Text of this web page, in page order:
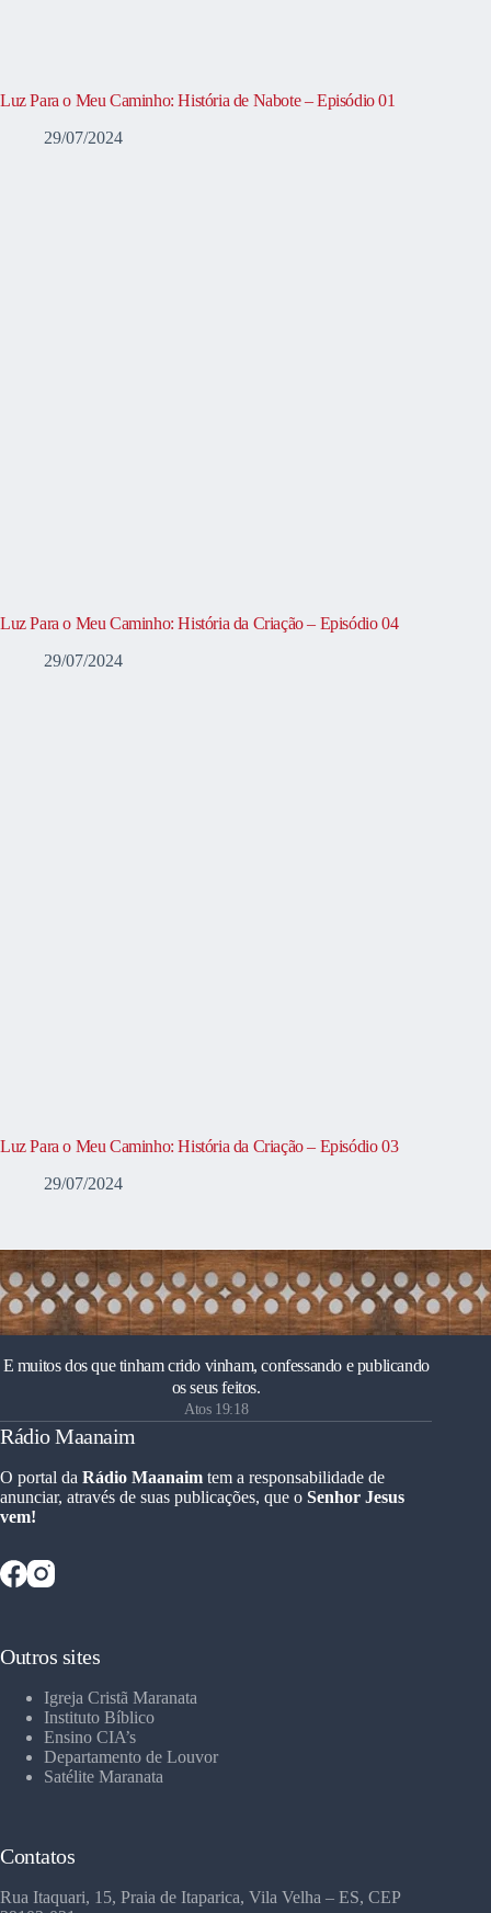
Luz Para o Meu Caminho: História de Nabote – Episódio 01
29/07/2024
Luz Para o Meu Caminho: História da Criação – Episódio 04
29/07/2024
Luz Para o Meu Caminho: História da Criação – Episódio 03
29/07/2024
E muitos dos que tinham crido vinham, confessando e publicando
os seus feitos.
Atos 19:18
Rádio Maanaim
O portal da Rádio Maanaim tem a responsabilidade de
anunciar, através de suas publicações, que o Senhor Jesus
vem!
Outros sites
Igreja Cristã Maranata
Instituto Bíblico
Ensino CIA’s
Departamento de Louvor
Satélite Maranata
Contatos
Rua Itaquari, 15, Praia de Itaparica, Vila Velha – ES, CEP